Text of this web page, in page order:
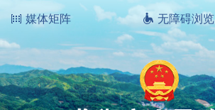
媒体矩阵 无障碍浏览